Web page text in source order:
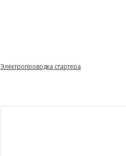
Электропроводка стартера